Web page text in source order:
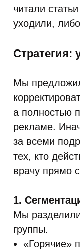
читали
уходили,
Стратегия:
Мы
а полностью
рекламе.
за всеми
тех, кто
врачу прямо
1.
Мы
группы.
«Горячие»